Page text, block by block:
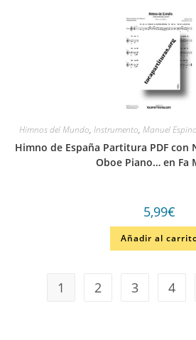
Himnos del Mundo, Instrumento, Manuel
Himno de España Partitura PDF con
Oboe Piano… en Fa
5,99€
Añadir al
1 2 3 4